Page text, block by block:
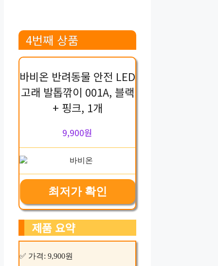
4번째 상품
바비온 반려동물 안전 LED
고래 발톱깎이 001A, 블랙
+ 핑크, 1개
9,900원
최저가 확인
제품 요약
✅ 가격: 9,900원